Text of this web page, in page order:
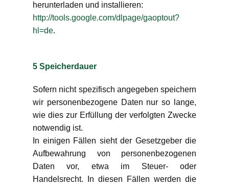
herunterladen und installieren:
http://tools.google.com/dlpage/gaoptout?
hl=de.
5 Speicherdauer
Sofern nicht spezifisch angegeben speichern
wir personenbezogene Daten nur so lange,
wie dies zur Erfüllung der verfolgten Zwecke
notwendig ist.
In einigen Fällen sieht der Gesetzgeber die
Aufbewahrung von personenbezogenen
Daten vor, etwa im Steuer- oder
Handelsrecht. In diesen Fällen werden die